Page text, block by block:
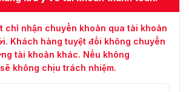
chỉ nhận chuyển khoản qua tài khoản
Khách hàng tuyệt đối không chuyển
tài khoản khác. Nếu không
không chịu trách nhiệm.